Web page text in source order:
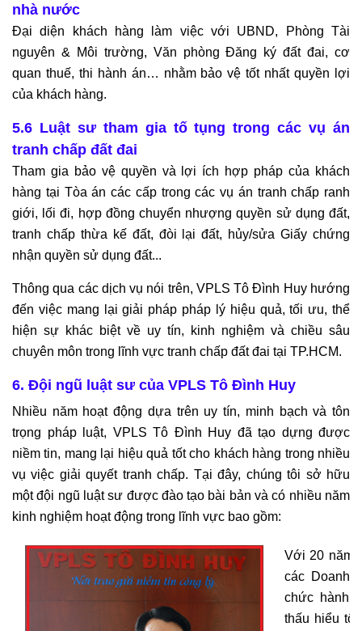
nhà nước
Đại diện khách hàng làm việc với UBND, Phòng Tài
nguyên & Môi trường, Văn phòng Đăng ký đất đai, cơ
quan thuế, thi hành án… nhằm bảo vệ tốt nhất quyền lợi
của khách hàng.
5.6 Luật sư tham gia tố tụng trong các vụ án
tranh chấp đất đai
Tham gia bảo vệ quyền và lợi ích hợp pháp của khách
hàng tại Tòa án các cấp trong các vụ án tranh chấp ranh
giới, lối đi, hợp đồng chuyển nhượng quyền sử dụng đất,
tranh chấp thừa kế đất, đòi lại đất, hủy/sửa Giấy chứng
nhận quyền sử dụng đất...
Thông qua các dịch vụ nói trên, VPLS Tô Đình Huy hướng
đến việc mang lại giải pháp pháp lý hiệu quả, tối ưu, thể
hiện sự khác biệt về uy tín, kinh nghiệm và chiều sâu
chuyên môn trong lĩnh vực tranh chấp đất đai tại TP.HCM.
6. Đội ngũ luật sư của VPLS Tô Đình Huy
Nhiều năm hoạt động dựa trên uy tín, minh bạch và tôn
trọng pháp luật, VPLS Tô Đình Huy đã tạo dựng được
niềm tin, mang lại hiệu quả tốt cho khách hàng trong nhiều
vụ việc giải quyết tranh chấp. Tại đây, chúng tôi sở hữu
một đội ngũ luật sư được đào tạo bài bản và có nhiều năm
kinh nghiệm hoạt động trong lĩnh vực bao gồm:
Với 20 năm
các Doanh
chức hành
thấu hiểu tổ